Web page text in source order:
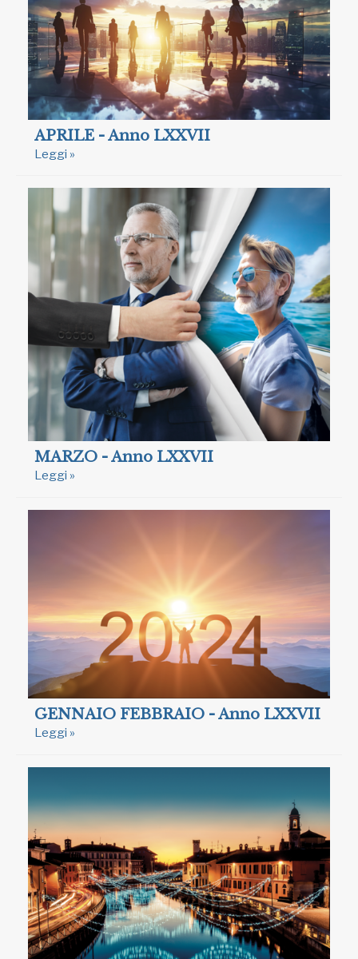
APRILE - Anno LXXVII
Leggi »
MARZO - Anno LXXVII
Leggi »
GENNAIO FEBBRAIO - Anno LXXVII
Leggi »